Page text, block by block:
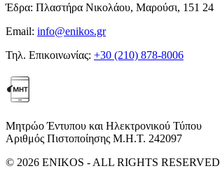
Έδρα: Πλαστήρα Νικολάου, Μαρούσι, 151 24
Email: info@enikos.gr
Τηλ. Επικοινωνίας: +30 (210) 878-8006
Μητρώο Έντυπου και Ηλεκτρονικού Τύπου
Αριθμός Πιστοποίησης Μ.Η.Τ. 242097
© 2026 ENIKOS - ALL RIGHTS RESERVED